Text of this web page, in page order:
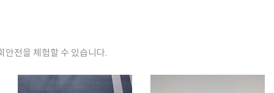
전을 체험할 수 있습니다.